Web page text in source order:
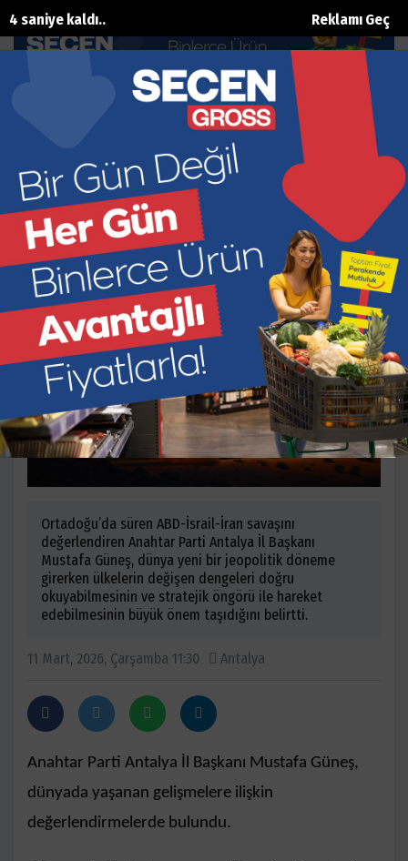
Reklamı Geç
3 saniye kaldı..
‘Dengeleri doğru okuyabilmeli’
Ana Sayfa Siyaset
Ortadoğu’da süren ABD-İsrail-İran savaşını
değerlendiren Anahtar Parti Antalya İl Başkanı
Mustafa Güneş, dünya yeni bir jeopolitik döneme
girerken ülkelerin değişen dengeleri doğru
okuyabilmesinin ve stratejik öngörü ile hareket
edebilmesinin büyük önem taşıdığını belirtti.
11 Mart, 2026, Çarşamba 11:30 Antalya
Anahtar Parti Antalya İl Başkanı Mustafa Güneş,
dünyada yaşanan gelişmelere ilişkin
değerlendirmelerde bulundu.